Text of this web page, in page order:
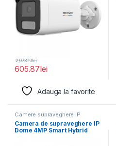
605.87lei
2,073.10lei
Adauga la favorite
Camere supraveghere IP
Camera de supraveghere IP
Dome 4MP Smart Hybrid